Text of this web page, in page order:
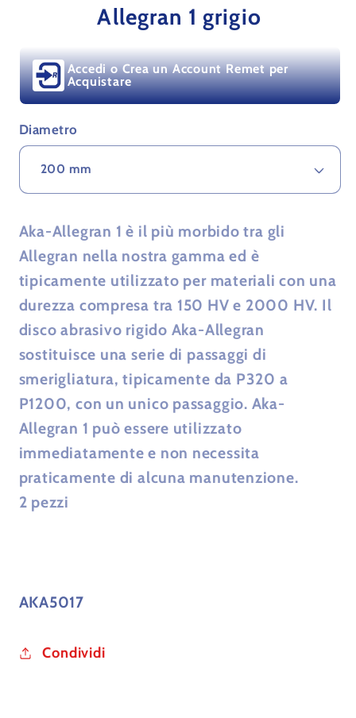
1
grigio
per
1
grigio
Allegran 1 grigio
Accedi o Crea un Account Remet per
Acquistare
Diametro
Aka-Allegran 1 è il più morbido tra gli
Allegran nella nostra gamma ed è
tipicamente utilizzato per materiali con una
durezza compresa tra 150 HV e 2000 HV. Il
disco abrasivo rigido Aka-Allegran
sostituisce una serie di passaggi di
smerigliatura, tipicamente da P320 a
P1200, con un unico passaggio. Aka-
Allegran 1 può essere utilizzato
immediatamente e non necessita
praticamente di alcuna manutenzione.
2 pezzi
AKA5017
Condividi